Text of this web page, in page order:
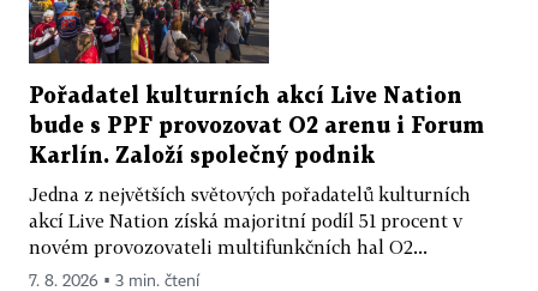
Pořadatel kulturních akcí Live Nation
bude s PPF provozovat O2 arenu i Forum
Karlín. Založí společný podnik
Jedna z největších světových pořadatelů kulturních
akcí Live Nation získá majoritní podíl 51 procent v
novém provozovateli multifunkčních hal O2...
7. 8. 2026 ▪ 3 min. čtení